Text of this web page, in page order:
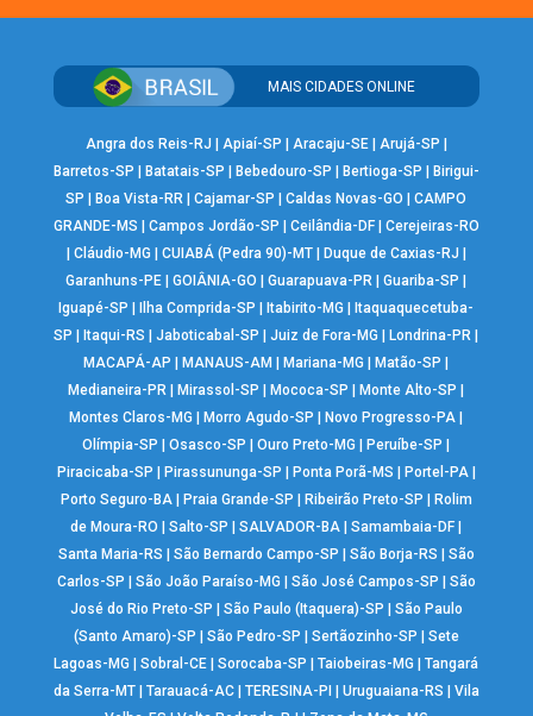
MAIS CIDADES ONLINE
Angra dos Reis-RJ | Apiaí-SP | Aracaju-SE| Arujá-SP |
Barretos-SP | Batatais-SP | Bebedouro-SP | Bertioga-SP | Birigui-
SP |Boa Vista-RR |Cajamar-SP |Caldas Novas-GO |CAMPO
GRANDE-MS | Campos Jordão-SP | Ceilândia-DF| Cerejeiras-RO
| Cláudio-MG | CUIABÁ (Pedra 90)-MT| Duque de Caxias-RJ |
Garanhuns-PE |GOIÂNIA-GO |Guarapuava-PR |Guariba-SP |
Iguapé-SP |Ilha Comprida-SP |Itabirito-MG |Itaquaquecetuba-
SP |Itaqui-RS |Jaboticabal-SP |Juiz de Fora-MG |Londrina-PR |
MACAPÁ-AP |MANAUS-AM |Mariana-MG |Matão-SP |
Medianeira-PR |Mirassol-SP |Mococa-SP |Monte Alto-SP |
Montes Claros-MG |Morro Agudo-SP |Novo Progresso-PA |
Olímpia-SP |Osasco-SP |Ouro Preto-MG |Peruíbe-SP |
Piracicaba-SP | Pirassununga-SP | Ponta Porã-MS | Portel-PA|
Porto Seguro-BA| Praia Grande-SP | Ribeirão Preto-SP | Rolim
de Moura-RO |Salto-SP |SALVADOR-BA |Samambaia-DF |
Santa Maria-RS | São Bernardo Campo-SP | São Borja-RS | São
Carlos-SP | São João Paraíso-MG | São José Campos-SP | São
José do Rio Preto-SP | São Paulo (Itaquera)-SP | São Paulo
(Santo Amaro)-SP | São Pedro-SP | Sertãozinho-SP | Sete
Lagoas-MG |Sobral-CE |Sorocaba-SP |Taiobeiras-MG |Tangará
da Serra-MT| Tarauacá-AC| TERESINA-PI | Uruguaiana-RS | Vila